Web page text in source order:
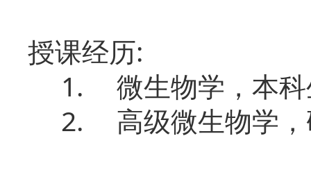
授课经历:
1.
微生物学，本
2. 高级微生物学